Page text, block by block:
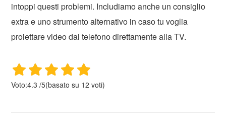
intoppi questi problemi. Includiamo anche un consiglio
extra e uno strumento alternativo in caso tu voglia
proiettare video dal telefono direttamente alla TV.
Voto:4.3 /5(basato su 12 voti)